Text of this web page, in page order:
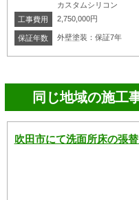
カスタムシリコン
工事費用
2,750,000円
保証年数 外壁塗装：保証7年
同じ地域の施工
吹田市にて洗面所床の張